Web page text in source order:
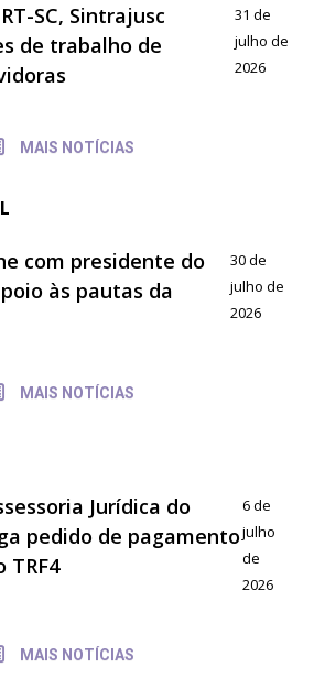
SC, Sintrajusc
de trabalho de
31 de
julho de
2026
MAIS NOTÍCIAS
com presidente do
às pautas da
30 de
julho de
2026
MAIS NOTÍCIAS
Jurídica do
pedido de pagamento
TRF4
6 de
julho
de
2026
MAIS NOTÍCIAS